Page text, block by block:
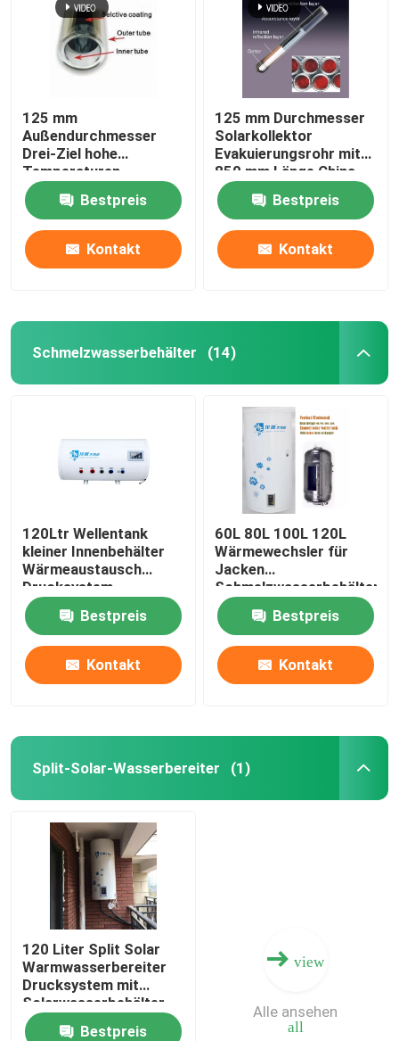
125 mm
Außendurchmesser
Drei-Ziel hohe
Temperaturen
Solarheizung
Vakuumröhren alle Glas
evakuierte Solarröhren
Bestpreis
Kontakt
125 mm Durchmesser
Solarkollektor
Evakuierungsrohr mit
850 mm Länge China
Drei-Höhe Solarrohr
Bestpreis
Kontakt
Schmelzwasserbehälter (14)
120Ltr Wellentank
kleiner Innenbehälter
Wärmeaustausch
Drucksystem
Wärmespeicher Emaille
Solarwasserbehälter
Bestpreis
Kontakt
60L 80L 100L 120L
Wärmewechsler für
Jacken
Schmelzwasserbehälter
Solarwasserbereiter
vertikale Anlage
Bestpreis
Kontakt
Split-Solar-Wasserbereiter (1)
120 Liter Split Solar
Warmwasserbereiter
Drucksystem mit
Solarwasserbehälter
Bestpreis
view
all
Alle ansehen